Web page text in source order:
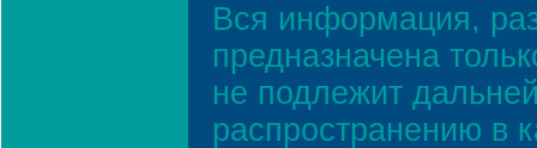
Вся информация,
предназначена
не подлежит
распространению в